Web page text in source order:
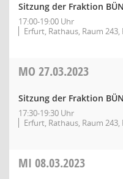
Sitzung der Fraktion
17:00-19:00 Uhr
Erfurt, Rathaus, Raum
MO 27.03.2023
Sitzung der Fraktion
17:30-19:30 Uhr
Erfurt, Rathaus, Raum
MI 08.03.2023